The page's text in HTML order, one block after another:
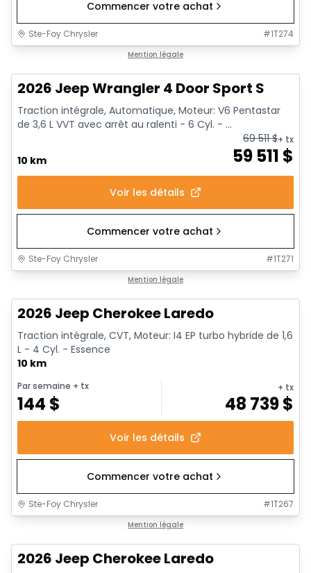
Commencer votre achat
Ste-Foy Chrysler #1T274
Mention légale
2026 Jeep Wrangler 4 Door Sport S
Traction intégrale, Automatique, Moteur: V6 Pentastar
de 3,6 L VVT avec arrêt au ralenti - 6 Cyl. - ...
10 km 59 511 $
69 511$+ tx
Voir les détails
Commencer votre achat
Ste-Foy Chrysler #1T271
Mention légale
2026 Jeep Cherokee Laredo
Traction intégrale, CVT, Moteur: I4 EP turbo hybride de 1,6
L - 4 Cyl. - Essence
10 km
Par semaine + tx
144 $
+ tx
48 739$
Voir les détails
Commencer votre achat
Ste-Foy Chrysler #1T267
Mention légale
2026 Jeep Cherokee Laredo